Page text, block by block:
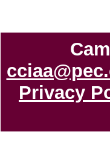
Privacy